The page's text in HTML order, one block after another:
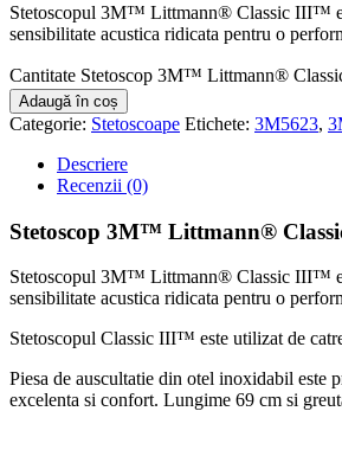
Stetoscopul 3M™ Littmann® Classic III™
sensibilitate acustica ridicata pentru o
Cantitate Stetoscop 3M™ Littmann®
Adaugă în coș
Categorie: Stetoscoape Etichete: 3M5623,
Descriere
Recenzii (0)
Stetoscop 3M™ Littmann®
Stetoscopul 3M™ Littmann® Classic III™
sensibilitate acustica ridicata pentru o
Stetoscopul Classic III™ este utilizat de
Piesa de auscultatie din otel inoxidabil este
excelenta si confort. Lungime 69 cm si